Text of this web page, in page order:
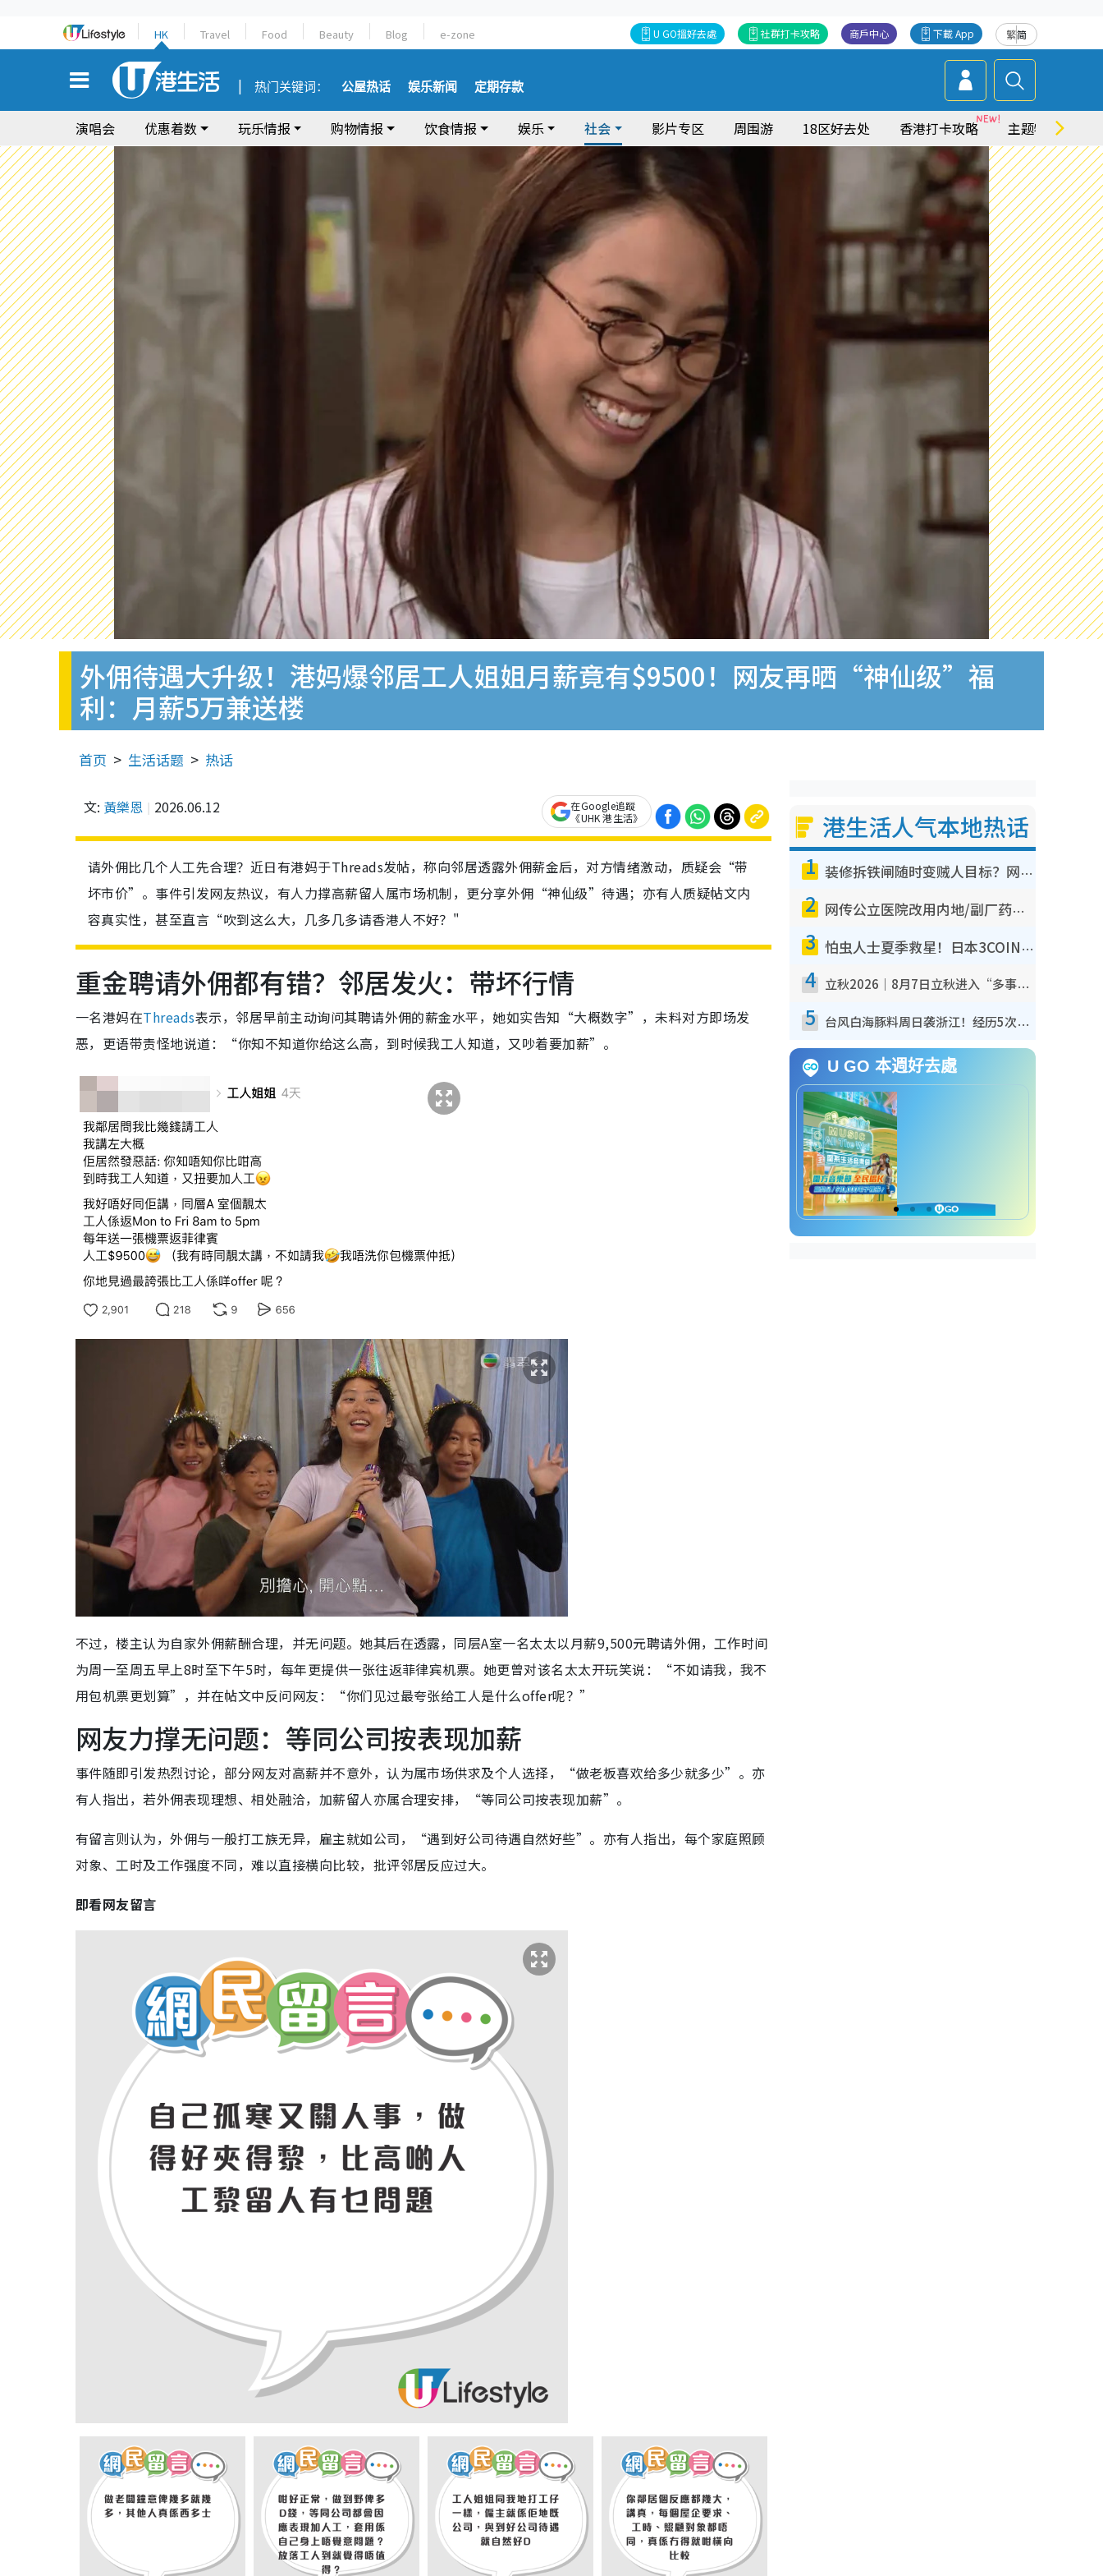
HK Travel Food Beauty Blog e-zone 繁简
下載 App
商戶中心
社群打卡攻略
U GO搵好去處
热门关键词： 公屋热话 娱乐新闻 定期存款
演唱会 优惠着数 玩乐情报 购物情报 饮食情报 娱乐 社会 影片专区 周围游 18区好去处 香港打卡攻略 主题特集
外佣待遇大升级！港妈爆邻居工人姐姐月薪竟有$9500！网友再晒“神仙级”福
利：月薪5万兼送楼
首页 生活话题 热话
文: 黃樂恩 2026.06.12
在Google追蹤
《UHK 港生活》
请外佣比几个人工先合理？近日有港妈于Threads发帖，称向邻居透露外佣薪金后，对方情绪激动，质疑会“带
坏市价”。事件引发网友热议，有人力撑高薪留人属市场机制，更分享外佣“神仙级”待遇；亦有人质疑帖文内
容真实性，甚至直言“吹到这么大，几多几多请香港人不好？"
重金聘请外佣都有错？邻居发火：带坏行情
一名港妈在Threads表示，邻居早前主动询问其聘请外佣的薪金水平，她如实告知“大概数字”，未料对方即场发
恶，更语带责怪地说道：“你知不知道你给这么高，到时候我工人知道，又吵着要加薪”。
不过，楼主认为自家外佣薪酬合理，并无问题。她其后在透露，同层A室一名太太以月薪9,500元聘请外佣，工作时间
为周一至周五早上8时至下午5时，每年更提供一张往返菲律宾机票。她更曾对该名太太开玩笑说：“不如请我，我不
用包机票更划算”，并在帖文中反问网友：“你们见过最夸张给工人是什么offer呢？”
网友力撑无问题：等同公司按表现加薪
事件随即引发热烈讨论，部分网友对高薪并不意外，认为属市场供求及个人选择，“做老板喜欢给多少就多少”。亦
有人指出，若外佣表现理想、相处融洽，加薪留人亦属合理安排，“等同公司按表现加薪”。
有留言则认为，外佣与一般打工族无异，雇主就如公司，“遇到好公司待遇自然好些”。亦有人指出，每个家庭照顾
对象、工时及工作强度不同，难以直接横向比较，批评邻居反应过大。
即看网友留言
港生活人气本地热话
1 装修拆铁闸随时变贼人目标？网友揭2大关键用途：装新款等于白装？附新旧铁闸分别
2 网传公立医院改用内地/副厂药？医生拆解正副厂分别，揭4类人换药随时出事
3 怕虫人士夏季救星！日本3COINS爆红驱虫神器$45起 1招“全程免触碰”轻松搞定小强
4 立秋2026｜8月7日立秋进入“多事之秋” 3件事不可做！专家教6招开运 清杂物／钱包纳气接好运
5 台风白海豚料周日袭浙江！经历5次“眼壁置换”极罕见 成登陆内地最长途台风
U GO 本週好去處